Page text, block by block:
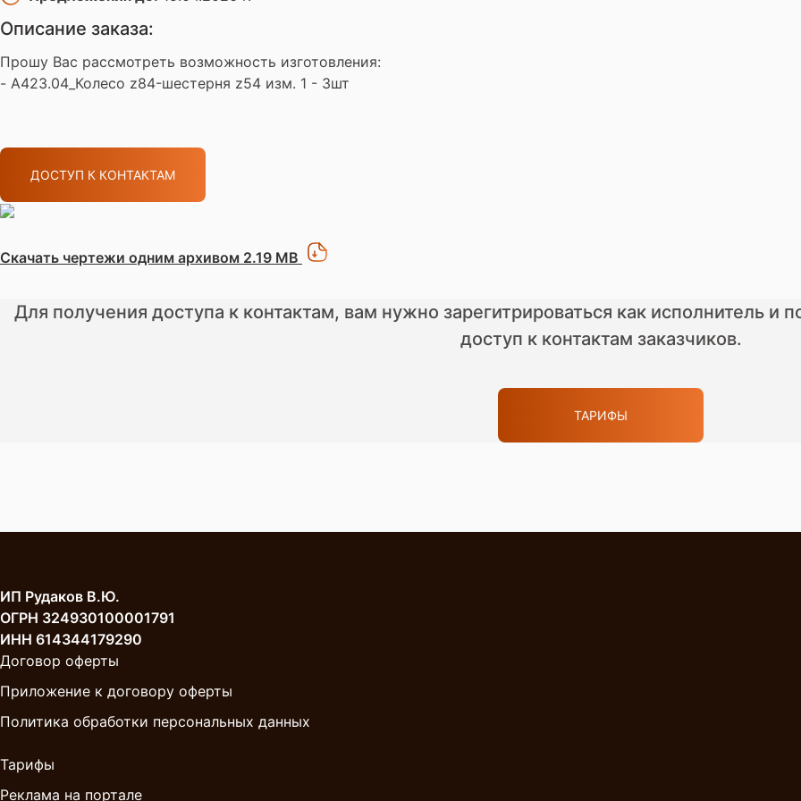
Описание заказа:
Прошу Вас рассмотреть возможность изготовления:
- A423.04_Колесо z84-шестерня z54 изм. 1 - 3шт
ДОСТУП К КОНТАКТАМ
Скачать чертежи одним архивом 2.19 MB
Для получения доступа к контактам, вам нужно зарегитрироваться как исполнитель и
доступ к контактам заказчиков.
ТАРИФЫ
ИП Рудаков В.Ю.
ОГРН 324930100001791
ИНН 614344179290
Договор оферты
Приложение к договору оферты
Политика обработки персональных данных
Тарифы
Реклама на портале